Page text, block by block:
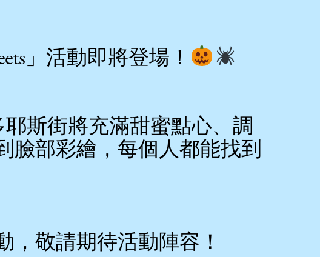
」活動即將登場！
斯街將充滿甜蜜點心、調
臉部彩繪，每個人都能找到
敬請期待活動陣容！